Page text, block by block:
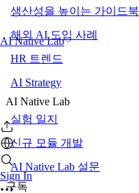
AI Native Lab
Sign In
생산성을 높이는 가이드북
해외 AI 도입 사례
HR 트렌드
AI Strategy
AI Native Lab
실험 일지
신규 모듈 개발
AI Native Lab 설문
구독